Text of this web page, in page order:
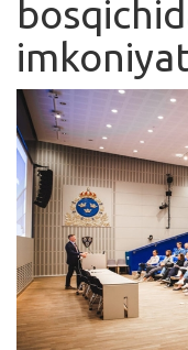
Blog
Yana
Qidirish
Kirish